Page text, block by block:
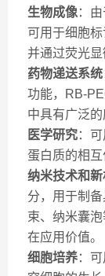
生物成像：
可用于细胞
并通过荧光显
药物递送系统
功能，RB-
中具有广泛的
医学研究：
蛋白质的相互
纳米技术和
分，用于制
束、纳米囊
在应用价值。
细胞培养：